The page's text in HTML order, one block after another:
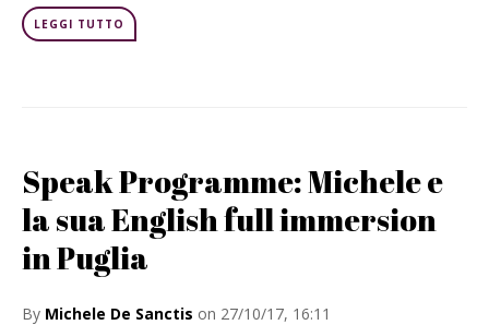
LEGGI TUTTO
Speak Programme: Michele e
la sua English full immersion
in Puglia
By Michele De Sanctis on 27/10/17, 16:11